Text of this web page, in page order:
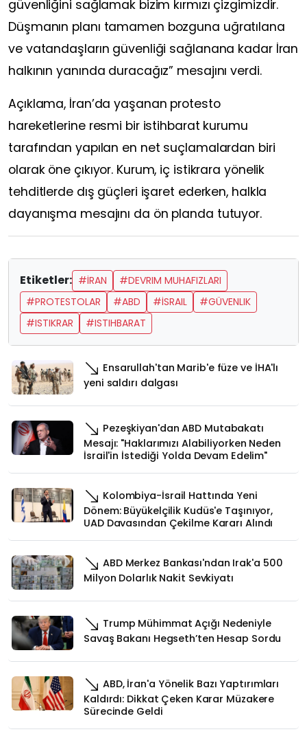
güvenliğini sağlamak bizim kırmızı çizgimizdir.
Düşmanın planı tamamen bozguna uğratılana
ve vatandaşların güvenliği sağlanana kadar İran
halkının yanında duracağız” mesajını verdi.
Açıklama, İran’da yaşanan protesto
hareketlerine resmi bir istihbarat kurumu
tarafından yapılan en net suçlamalardan biri
olarak öne çıkıyor. Kurum, iç istikrara yönelik
tehditlerde dış güçleri işaret ederken, halkla
dayanışma mesajını da ön planda tutuyor.
Etiketler: #İRAN
#DEVRIM MUHAFIZLARI
#PROTESTOLAR
#ABD #İSRAIL
#GÜVENLIK
#ISTIKRAR
#ISTIHBARAT
Ensarullah'tan Marib'e füze ve İHA'lı
yeni saldırı dalgası
Pezeşkiyan'dan ABD Mutabakatı
Mesajı: "Haklarımızı Alabiliyorken Neden
İsrail'in İstediği Yolda Devam Edelim"
Kolombiya-İsrail Hattında Yeni
Dönem: Büyükelçilik Kudüs'e Taşınıyor,
UAD Davasından Çekilme Kararı Alındı
ABD Merkez Bankası'ndan Irak'a 500
Milyon Dolarlık Nakit Sevkiyatı
Trump Mühimmat Açığı Nedeniyle
Savaş Bakanı Hegseth’ten Hesap Sordu
ABD, İran'a Yönelik Bazı Yaptırımları
Kaldırdı: Dikkat Çeken Karar Müzakere
Sürecinde Geldi